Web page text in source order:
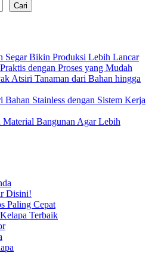
Cari
Segar Bikin Produksi Lebih Lancar
dengan Proses yang Mudah
Atsiri Tanaman dari Bahan hingga
Stainless dengan Sistem Kerja
Material Bangunan Agar Lebih
Disini!
Paling Cepat
Terbaik